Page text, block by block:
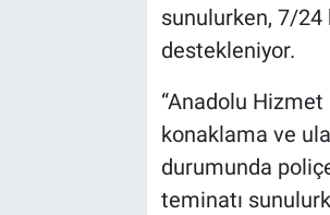
sunulurken, 7/
destekleniyor.
“Anadolu Hizmet
konaklama ve
durumunda
teminatı